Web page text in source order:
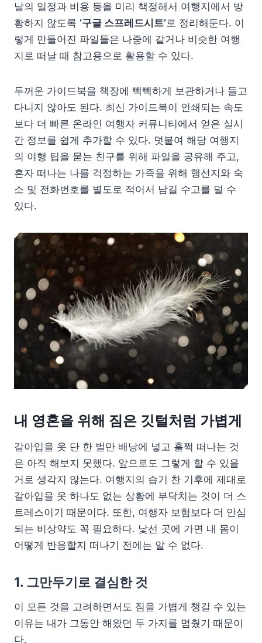
날의 일정과 비용 등을 미리 책정해서 여행지에서 방
황하지 않도록 ‘구글 스프레드시트’로 정리해둔다. 이
렇게 만들어진 파일들은 나중에 같거나 비슷한 여행
지로 떠날 때 참고용으로 활용할 수 있다.
두꺼운 가이드북을 책장에 빽빽하게 보관하거나 들고
다니지 않아도 된다. 최신 가이드북이 인쇄되는 속도
보다 더 빠른 온라인 여행자 커뮤니티에서 얻은 실시
간 정보를 쉽게 추가할 수 있다. 덧붙여 해당 여행지
의 여행 팁을 묻는 친구를 위해 파일을 공유해 주고,
혼자 떠나는 나를 걱정하는 가족을 위해 행선지와 숙
소 및 전화번호를 별도로 적어서 남길 수고를 덜 수
있다.
내 영혼을 위해 짐은 깃털처럼 가볍게
갈아입을 옷 단 한 벌만 배낭에 넣고 훌쩍 떠나는 것
은 아직 해보지 못했다. 앞으로도 그렇게 할 수 있을
거로 생각지 않는다. 여행지의 습기 찬 기후에 제대로
갈아입을 옷 하나도 없는 상황에 부닥치는 것이 더 스
트레스이기 때문이다. 또한, 여행자 보험보다 더 안심
되는 비상약도 꼭 필요하다. 낯선 곳에 가면 내 몸이
어떻게 반응할지 떠나기 전에는 알 수 없다.
1. 그만두기로 결심한 것
이 모든 것을 고려하면서도 짐을 가볍게 챙길 수 있는
이유는 내가 그동안 해왔던 두 가지를 멈췄기 때문이
다.